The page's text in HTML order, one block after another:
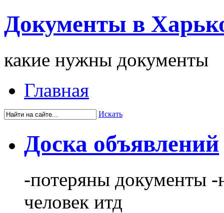
Документы в
какие нужны документы
Главная
Искать
Доска объявлений
-потеряны документы
человек итд